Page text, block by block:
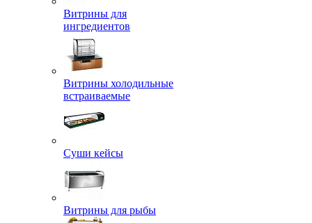
Витрины для
ингредиентов
Витрины холодильные
встраиваемые
Суши кейсы
Витрины для рыбы